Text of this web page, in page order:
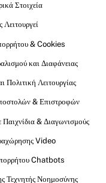
Στοιχεία
& Cookies
και Διαφάνειας
Πολιτική Λειτουργίας
& Επιστροφών
& Διαγωνισμούς
Video
Chatbots
Τεχνητής Νοημοσύνης